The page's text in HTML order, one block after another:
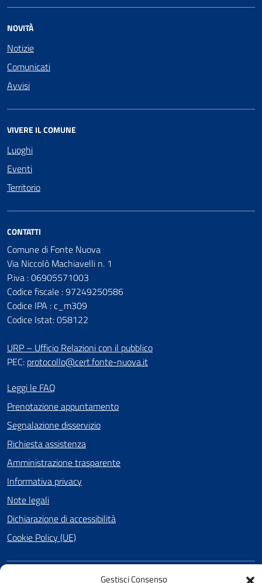
Gestisci Consenso
NOVITÀ
Notizie
Comunicati
Avvisi
VIVERE IL COMUNE
Luoghi
Eventi
Territorio
CONTATTI
Comune di Fonte Nuova
Via Niccolò Machiavelli n. 1
P.iva : 06905571003
Codice fiscale : 97249250586
Codice IPA : c_m309
Codice Istat: 058122
URP – Ufficio Relazioni con il pubblico
PEC: protocollo@cert.fonte-nuova.it
Leggi le FAQ
Prenotazione appuntamento
Segnalazione disservizio
Richiesta assistenza
Amministrazione trasparente
Informativa privacy
Note legali
Dichiarazione di accessibilità
Cookie Policy (UE)